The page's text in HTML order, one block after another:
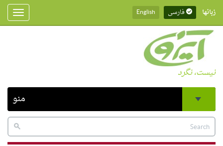
زبانها فارسی English
نیست، نگرد
منو